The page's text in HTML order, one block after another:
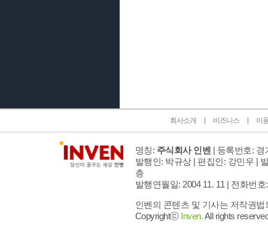
회사소개 비즈니스 이
명칭: 주식회사 인벤 | 등록번호: 경
발행인: 박규상 | 편집인: 강민우 |
층
발행연월일: 2004 11. 11 | 전화번호
인벤의 콘텐츠 및 기사는 저작권
Copyrightⓒ Inven.All rights